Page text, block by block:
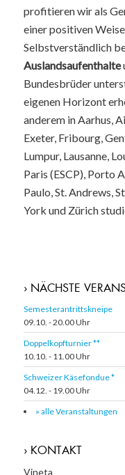
profitieren wir als
einer positiven Weise.
Selbstverständlich
Auslandsaufenthalte
Bundesbrüder
eigenen Horizont
anderem in Aarhus,
Exeter, Fribourg,
Lumpur, Lausanne,
Paris (ESCP), Porto
Paulo, St. Andrews,
York und Zürich
› NÄCHSTE
Semesterantrittskneipe
09.10. - 20.00 Uhr
Doppelkopfturnier **
10.10. - 11.00 Uhr
Schweizer Käsefondue *
04.12. - 19.00 Uhr
» alle Veranstaltungen
› KONTAKT
Vineta